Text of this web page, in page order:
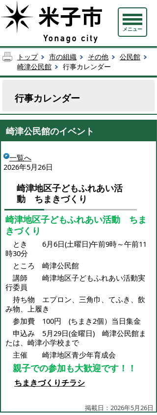
メニュー
トップ 市の組織 その他
公民館
崎津公民館
行事カレンダー
行事カレンダー
崎津公民館のイベント
一覧へ
2026年5月26日
崎津地区子どもふれあい活
動 ちまきづくり
崎津地区子どもふれあい活動 ちま
きづくり
とき 6月6日(土曜日)午前9時～午前11
時30分
ところ 崎津公民館
講師 崎津地区子どもふれあい活動実
行委員
持ち物 エプロン、三角巾、てふき、飲
み物、上履き
参加費 100円 (ちまき2個）当日集金
申込み 5月29日(金曜日) 崎津公民館ま
たは、崎津小学校まで
主催 崎津地区青少年育成会
親子での参加も大歓迎です！！
ちまきづくりチラシ
掲載日：2026年5月26日